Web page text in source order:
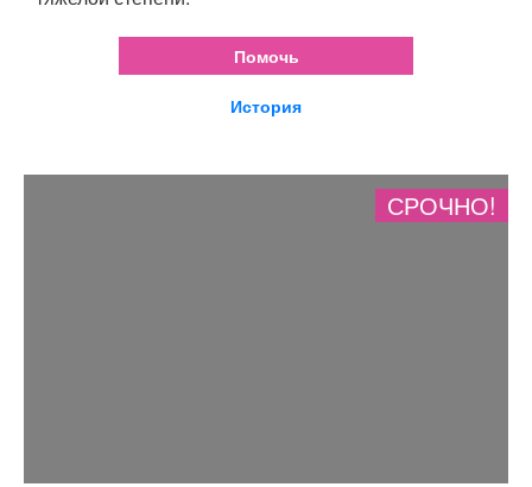
Помочь
История
СРОЧНО!